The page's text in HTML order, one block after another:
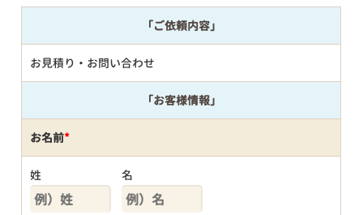
「ご依頼内容」
お見積り・お問い合わせ
「お客様情報」
お名前*
姓 名